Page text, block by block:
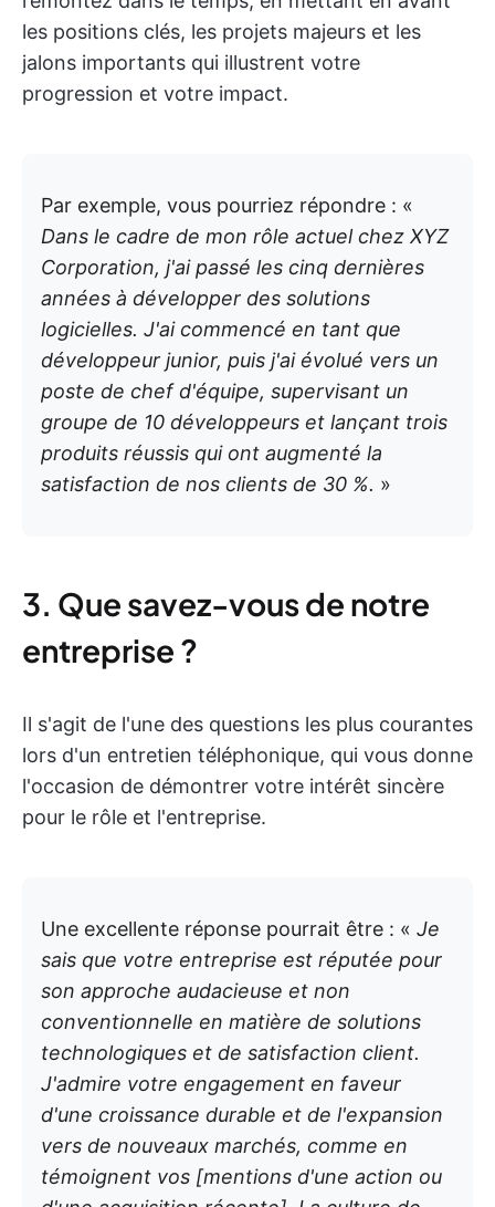
les positions clés, les projets majeurs et les
jalons importants qui illustrent votre
progression et votre impact.
Par exemple, vous pourriez répondre : «
Dans le cadre de mon rôle actuel chez XYZ
Corporation, j'ai passé les cinq dernières
années à développer des solutions
logicielles. J'ai commencé en tant que
développeur junior, puis j'ai évolué vers un
poste de chef d'équipe, supervisant un
groupe de 10 développeurs et lançant trois
produits réussis qui ont augmenté la
satisfaction de nos clients de 30 %. »
3. Que savez-vous de notre
entreprise ?
Il s'agit de l'une des questions les plus courantes
lors d'un entretien téléphonique, qui vous donne
l'occasion de démontrer votre intérêt sincère
pour le rôle et l'entreprise.
Une excellente réponse pourrait être : « Je
sais que votre entreprise est réputée pour
son approche audacieuse et non
conventionnelle en matière de solutions
technologiques et de satisfaction client.
J'admire votre engagement en faveur
d'une croissance durable et de l'expansion
vers de nouveaux marchés, comme en
témoignent vos [mentions d'une action ou